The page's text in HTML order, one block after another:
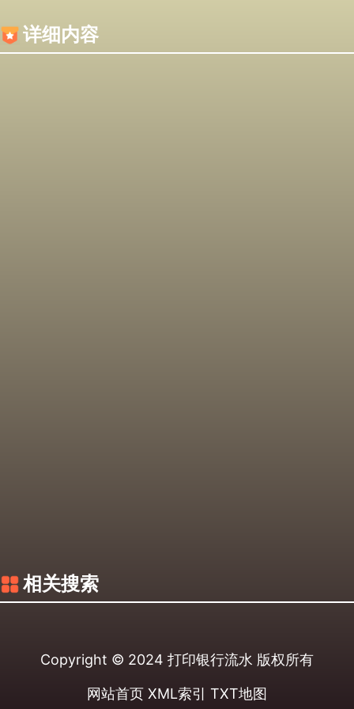
详细内容
相关搜索
Copyright © 2024 打印银行流水 版权所有
网站首页 XML索引 TXT地图